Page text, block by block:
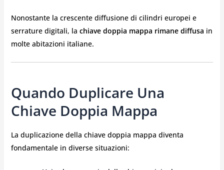
Nonostante la crescente diffusione di cilindri europei e
serrature digitali, la chiave doppia mappa rimane diffusa in
molte abitazioni italiane.
Quando Duplicare Una
Chiave Doppia Mappa
La duplicazione della chiave doppia mappa diventa
fondamentale in diverse situazioni: